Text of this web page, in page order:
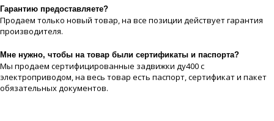
Гарантию предоставляете?
Продаем только новый товар, на все позиции действует гарантия
производителя.
Мне нужно, чтобы на товар были сертификаты и паспорта?
Мы продаем сертифицированные задвижки ду400 с
электроприводом, на весь товар есть паспорт, сертификат и пакет
обязательных документов.